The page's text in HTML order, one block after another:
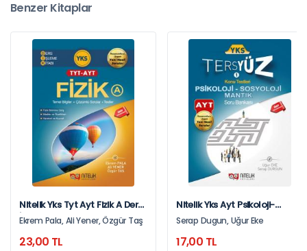
Benzer Kitaplar
Nitelik Yks Tyt Ayt Fizik A Ders
İşleme Kitabı
Ekrem Pala, Ali Yener, Özgür Taş
23,00 TL
Nitelik Yks Ayt Psikoloji-
Sosy.mantık Tersyüz Soru
Bankası
Serap Dugun, Uğur Eke
17,00 TL